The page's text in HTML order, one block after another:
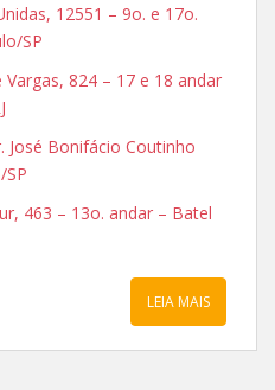
12551 – 9o. e 17o.
SP
Vargas, 824 – 17 e 18 andar
José Bonifácio Coutinho
463 – 13o. andar – Batel
LEIA MAIS